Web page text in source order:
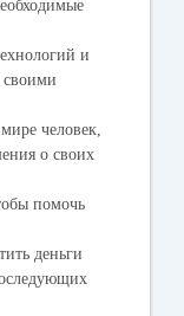
и
своими
человек,
о своих
помочь
деньги